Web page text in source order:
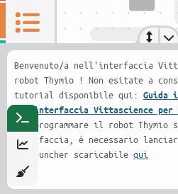
Benvenuto/a nell'interfaccia
robot Thymio ! Non esitate a
tutorial disponibile qui: Guida
all'interfaccia Vittascience per
Per programmare il robot Thymio
interfaccia, è necessario
TDMLauncher scaricabile qui